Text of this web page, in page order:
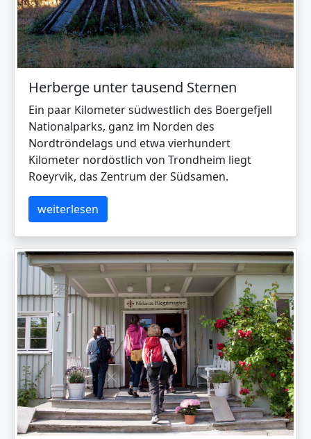
Herberge unter tausend Sternen
Ein paar Kilometer südwestlich des Boergefjell
Nationalparks, ganz im Norden des
Nordtröndelags und etwa vierhundert
Kilometer nordöstlich von Trondheim liegt
Roeyrvik, das Zentrum der Südsamen.
weiterlesen